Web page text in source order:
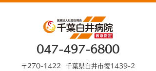
047-497-6800
〒270-1422 千葉県白井市復1439-2